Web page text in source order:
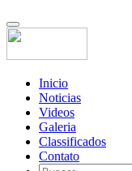
Inicio
Noticias
Videos
Galeria
Classificados
Contato